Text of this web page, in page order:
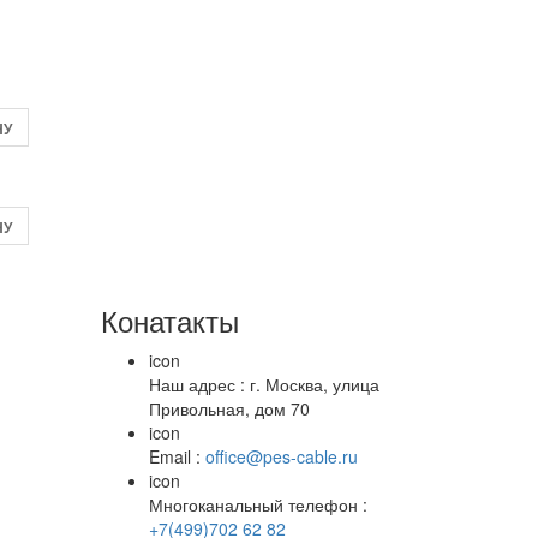
Конатакты
icon
Наш адрес : г. Москва, улица
Привольная, дом 70
icon
Email : office@pes-cable.ru
icon
Многоканальный телефон :
+7(499)702 62 82